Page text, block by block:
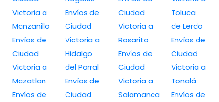
Victoria a
Manzanillo
Envíos de
Ciudad
Victoria a
Mazatlan
Envíos de
Envíos de
Ciudad
Victoria a
Hidalgo
del Parral
Envíos de
Ciudad
Ciudad
Victoria a
Rosarito
Envíos de
Ciudad
Victoria a
Salamanca
Toluca
de Lerdo
Envíos de
Ciudad
Victoria a
Tonalá
Envíos de